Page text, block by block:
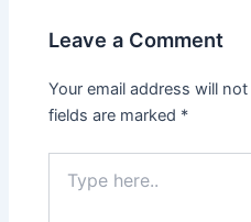
Leave a Comment
Your email address will
fields are marked *
here..